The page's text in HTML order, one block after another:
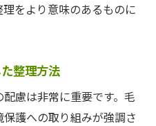
をより意味のあるものに
整理方法
慮は非常に重要です。毛
護への取り組みが強調さ